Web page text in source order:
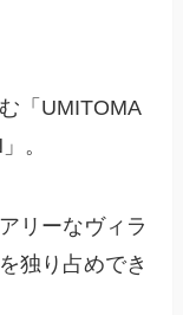
「UMITOMA
。
リーなヴィラ
独り占めでき